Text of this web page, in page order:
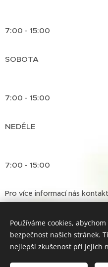
7:00 - 15:00
SOBOTA
7:00 - 15:00
NEDĚLE
7:00 - 15:00
Pro více informací nás
nebo na e-mailu:
Používáme cookies,
bezpečnost našich stránek.
nejlepší zkušenost při jejich